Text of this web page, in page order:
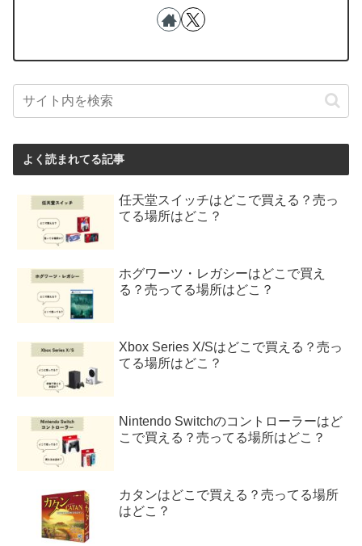
よく読まれてる記事
任天堂スイッチはどこで買える？売っ
てる場所はどこ？
ホグワーツ・レガシーはどこで買え
る？売ってる場所はどこ？
Xbox Series X/Sはどこで買える？売っ
てる場所はどこ？
Nintendo Switchのコントローラーはど
こで買える？売ってる場所はどこ？
カタンはどこで買える？売ってる場所
はどこ？